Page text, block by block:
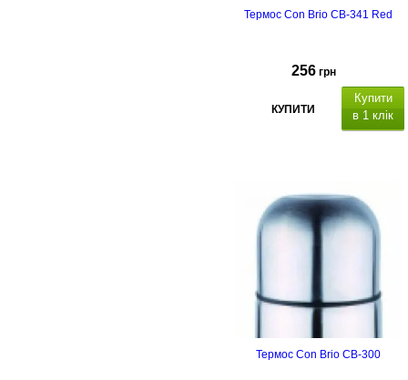
Термос Con Brio CB-341 Red
256 грн
КУПИТИ
Купити
в 1 клік
Термос Con Brio CB-300